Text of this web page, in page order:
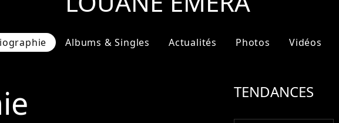
Albums & Singles Actualités Photos Vidéos
TENDANCES